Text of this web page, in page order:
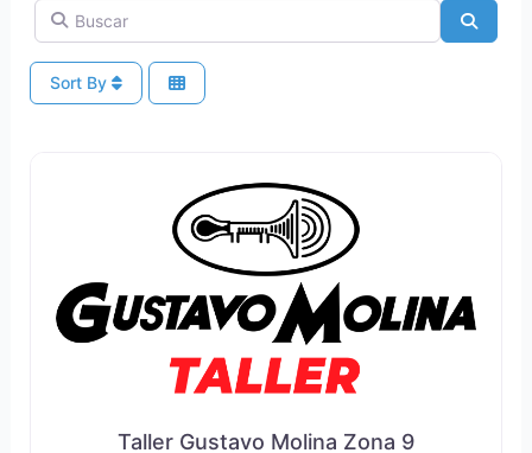
Buscar
Sort By
Taller Gustavo Molina Zona 9